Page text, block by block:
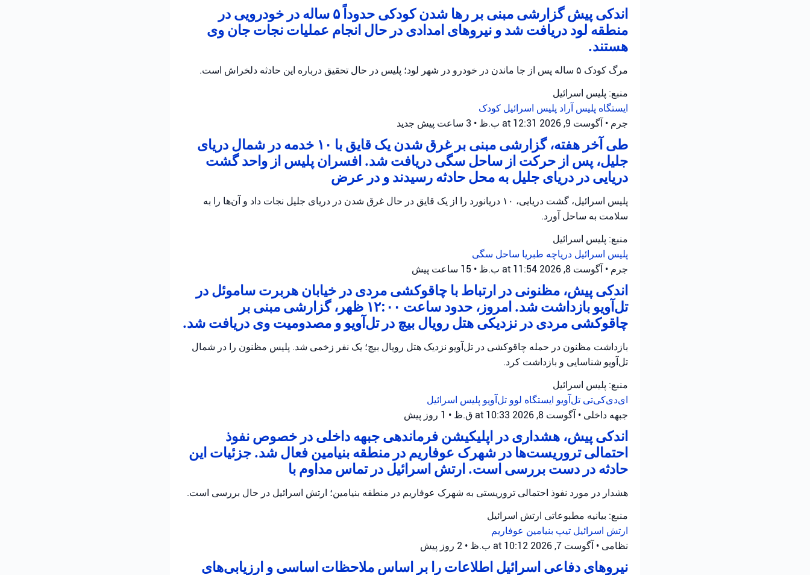
اندکی پیش گزارشی مبنی بر رها شدن کودکی حدوداً ۵ ساله در خودرویی در
منطقه لود دریافت شد و نیروهای امدادی در حال انجام عملیات نجات جان وی
هستند.
مرگ کودک ۵ ساله پس از جا ماندن در خودرو در شهر لود؛ پلیس در حال تحقیق درباره این حادثه دلخراش است.
منبع: پلیس اسرائیل
ایستگاه پلیس آراد پلیس اسرائیل کودک
جرم • آگوست 9, 2026 at 12:31 ب.ظ • 3 ساعت پیش جدید
طی آخر هفته، گزارشی مبنی بر غرق شدن یک قایق با ۱۰ خدمه در شمال دریای
جلیل، پس از حرکت از ساحل سگی دریافت شد. افسران پلیس از واحد گشت
دریایی در دریای جلیل به محل حادثه رسیدند و در عرض
پلیس اسرائیل، گشت دریایی، ۱۰ دریانورد را از یک قایق در حال غرق شدن در دریای جلیل نجات داد و آن‌ها را به
سلامت به ساحل آورد.
منبع: پلیس اسرائیل
پلیس اسرائیل دریاچه طبریا ساحل سگی
جرم • آگوست 8, 2026 at 11:54 ب.ظ • 15 ساعت پیش
اندکی پیش، مظنونی در ارتباط با چاقوکشی مردی در خیابان هربرت ساموئل در
تل‌آویو بازداشت شد. امروز، حدود ساعت ۱۲:۰۰ ظهر، گزارشی مبنی بر
چاقوکشی مردی در نزدیکی هتل رویال بیچ در تل‌آویو و مصدومیت وی دریافت شد.
بازداشت مظنون در حمله چاقوکشی در تل‌آویو نزدیک هتل رویال بیچ؛ یک نفر زخمی شد. پلیس مظنون را در شمال
تل‌آویو شناسایی و بازداشت کرد.
منبع: پلیس اسرائیل
ای‌دی‌کی‌تی تل‌آویو ایستگاه لوو تل‌آویو پلیس اسرائیل
جبهه داخلی • آگوست 8, 2026 at 10:33 ق.ظ • 1 روز پیش
اندکی پیش، هشداری در اپلیکیشن فرماندهی جبهه داخلی در خصوص نفوذ
احتمالی تروریست‌ها در شهرک عوفاریم در منطقه بنیامین فعال شد. جزئیات این
حادثه در دست بررسی است. ارتش اسرائیل در تماس مداوم با
هشدار در مورد نفوذ احتمالی تروریستی به شهرک عوفاریم در منطقه بنیامین؛ ارتش اسرائیل در حال بررسی است.
منبع: بیانیه مطبوعاتی ارتش اسرائیل
ارتش اسرائیل تیپ بنیامین عوفاریم
نظامی • آگوست 7, 2026 at 10:12 ب.ظ • 2 روز پیش
نیروهای دفاعی اسرائیل اطلاعات را بر اساس ملاحظات اساسی و ارزیابی‌های